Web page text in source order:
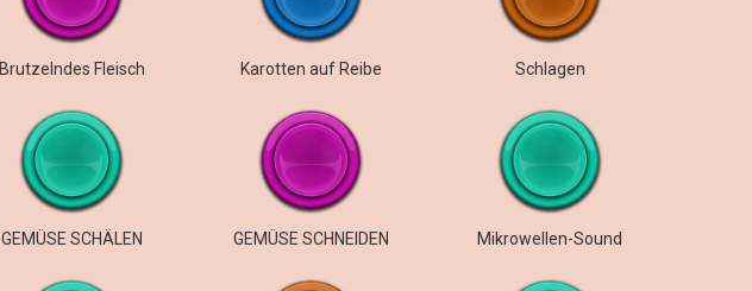
Brutzelndes Fleisch Karotten auf Reibe Schlagen
GEMÜSE SCHÄLEN GEMÜSE SCHNEIDEN Mikrowellen-Sound